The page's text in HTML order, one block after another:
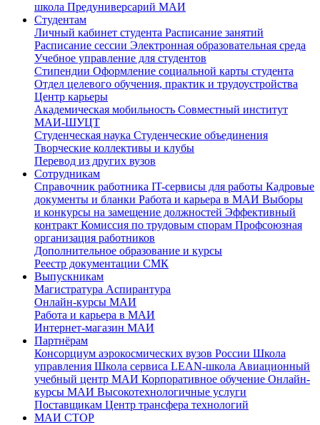
школа Предуниверсарий МАИ
Студентам
Личный кабинет студента Расписание занятий
Расписание сессии Электронная образовательная среда
Учебное управление для студентов
Стипендии Оформление социальной карты студента
Отдел целевого обучения, практик и трудоустройства
Центр карьеры
Академическая мобильность Совместный институт
МАИ-ШУЦТ
Студенческая наука Студенческие объединения
Творческие коллективы и клубы
Перевод из других вузов
Сотрудникам
Cправочник работника IT-сервисы для работы Кадровые
документы и бланки Работа и карьера в МАИ Выборы
и конкурсы на замещение должностей Эффективный
контракт Комиссия по трудовым спорам Профсоюзная
организация работников
Дополнительное образование и курсы
Реестр документации СМК
Выпускникам
Магистратура Аспирантура
Онлайн-курсы МАИ
Работа и карьера в МАИ
Интернет-магазин МАИ
Партнёрам
Консорциум аэрокосмических вузов России Школа
управления Школа сервиса LEAN-школа Авиационный
учебный центр МАИ Корпоративное обучение Онлайн-
курсы МАИ Высокотехнологичные услуги
Поставщикам Центр трансфера технологий
МАИ СТОР